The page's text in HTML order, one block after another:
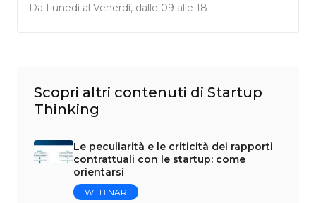
Da Lunedì al Venerdì, dalle 09 alle 18
Scopri altri contenuti di Startup
Thinking
Le peculiarità e le criticità dei rapporti
contrattuali con le startup: come
orientarsi
WEBINAR